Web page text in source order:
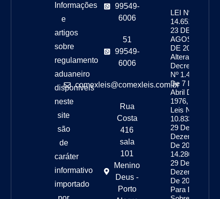
Informações
e
artigos
sobre
regulamento
aduaneiro
disponíveis
neste
site
são
de
caráter
informativo
importado
99549-
6006
51
99549-
6006
comexleis@comexleis.com.br
Rua
Costa
416
sala
101
Menino
Deus -
Porto
LEI Nº
14.651, DE
23 DE
AGOSTO
DE 2023 –
Altera O
Decreto-Lei
Nº 1.455,
De 7 De
Abril De
1976, As
Leis Nºs
10.833, De
29 De
Dezembro
De 2003, E
14.286, De
29 De
Dezembro
De 2021,
Para Dispor